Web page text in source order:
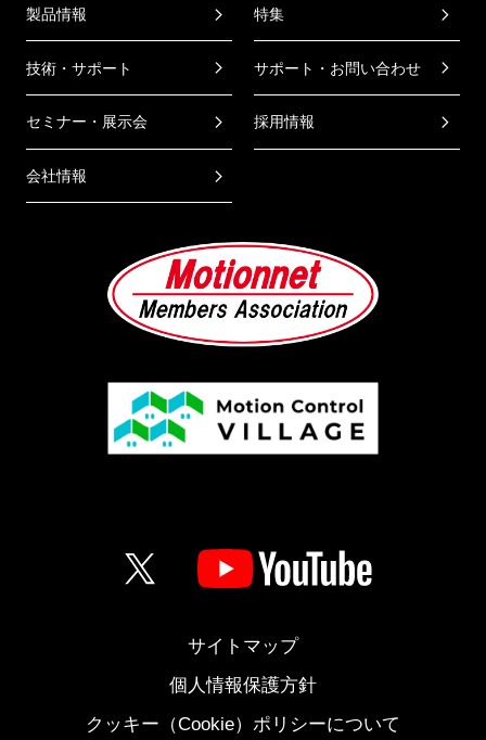
製品情報 特集
技術・サポート サポート・お問い合わせ
セミナー・展示会 採用情報
会社情報
サイトマップ
個人情報保護方針
クッキー（Cookie）ポリシーについて